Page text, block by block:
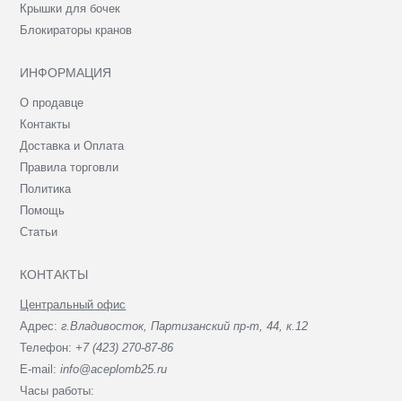
Крышки для бочек
Блокираторы кранов
ИНФОРМАЦИЯ
О продавце
Контакты
Доставка и Оплата
Правила торговли
Политика
Помощь
Статьи
КОНТАКТЫ
Центральный офис
Адрес:г.Владивосток, Партизанский пр-т, 44, к.12
Телефон: +7 (423) 270-87-86
E-mail:info@aceplomb25.ru
Часы работы: